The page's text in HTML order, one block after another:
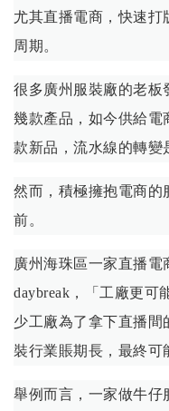
尤其直播電商，快速打
周期。
很多廣州服裝廠的老板
幾款產品，如今供給電
款新品，流水線的轉變
然而，積極擁抱電商的
前。
廣州海珠區一家直播
daybreak，「工廠更可
少工廠為了拿下直播間
裝行業賬期長，最終可
舉例而言，一家做牛仔